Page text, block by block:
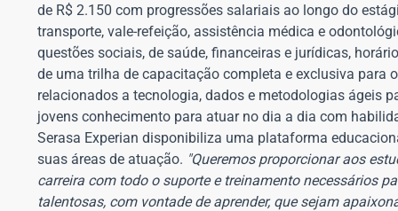
de R$ 2.150 com progressões salariais ao longo do
transporte, vale-refeição, assistência médica e
questões sociais, de saúde, financeiras e jurídicas,
de uma trilha de capacitação completa e exclusiva para
relacionados a tecnologia, dados e metodologias ágeis
jovens conhecimento para atuar no dia a dia com
Serasa Experian disponibiliza uma plataforma
suas áreas de atuação. "Queremos proporcionar aos
carreira com todo o suporte e treinamento necessários
talentosas, com vontade de aprender, que sejam